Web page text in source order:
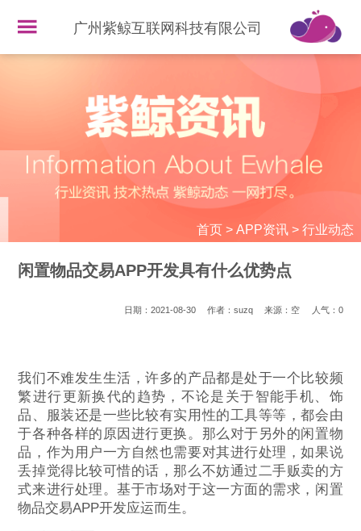
广州紫鲸互联网科技有限公司
首页> APP资讯> 行业动态
闲置物品交易APP开发具有什么优势点
日期：2021-08-30 作者：suzq 来源：空 人气： 0
我们不难发生生活，许多的产品都是处于一个比较频
繁进行更新换代的趋势，不论是关于智能手机、饰
品、服装还是一些比较有实用性的工具等等，都会由
于各种各样的原因进行更换。那么对于另外的闲置物
品，作为用户一方自然也需要对其进行处理，如果说
丢掉觉得比较可惜的话，那么不妨通过二手贩卖的方
式来进行处理。基于市场对于这一方面的需求，闲置
物品交易APP开发应运而生。